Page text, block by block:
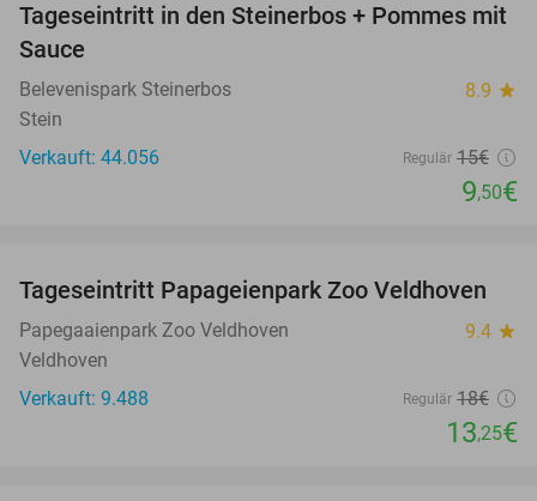
37%
Tageseintritt in den Steinerbos + Pommes mit
Sauce
Belevenispark Steinerbos 8.9 star
Stein
Verkauft: 44.056
Regulär 15€
9,50€
26%
Tageseintritt Papageienpark Zoo Veldhoven
Papegaaienpark Zoo Veldhoven 9.4 star
Veldhoven
Verkauft: 9.488
Regulär 18€
13,25€